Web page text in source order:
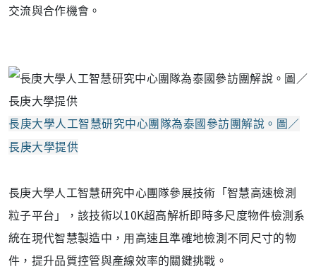
交流與合作機會。
長庚大學人工智慧研究中心團隊為泰國參訪團解說。圖／
長庚大學提供
長庚大學人工智慧研究中心團隊參展技術「智慧高速檢測
粒子平台」，該技術以10K超高解析即時多尺度物件檢測系
統在現代智慧製造中，用高速且準確地檢測不同尺寸的物
件，提升品質控管與產線效率的關鍵挑戰。